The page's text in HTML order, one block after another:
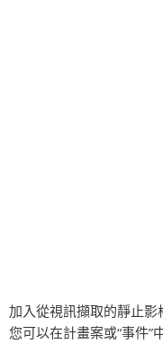
加入從視訊擷取的靜止影
您可以在計畫案或“事件